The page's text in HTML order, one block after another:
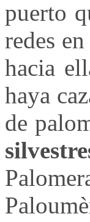
puerto
redes
hacia
haya
de